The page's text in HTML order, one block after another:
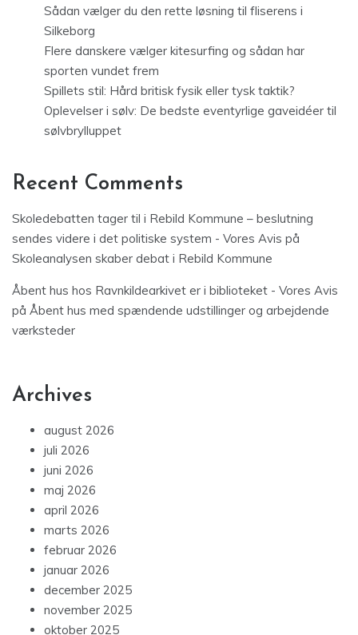
Sådan vælger du den rette løsning til fliserens i
Silkeborg
Flere danskere vælger kitesurfing og sådan har
sporten vundet frem
Spillets stil: Hård britisk fysik eller tysk taktik?
Oplevelser i sølv: De bedste eventyrlige gaveidéer til
sølvbrylluppet
Recent Comments
Skoledebatten tager til i Rebild Kommune – beslutning
sendes videre i det politiske system - Vores Avis på
Skoleanalysen skaber debat i Rebild Kommune
Åbent hus hos Ravnkildearkivet er i biblioteket - Vores Avis
på Åbent hus med spændende udstillinger og arbejdende
værksteder
Archives
august 2026
juli 2026
juni 2026
maj 2026
april 2026
marts 2026
februar 2026
januar 2026
december 2025
november 2025
oktober 2025